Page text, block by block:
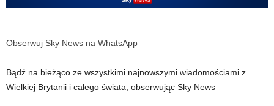
Obserwuj Sky News na WhatsApp
Bądź na bieżąco ze wszystkimi najnowszymi wiadomościami z
Wielkiej Brytanii i całego świata, obserwując Sky News